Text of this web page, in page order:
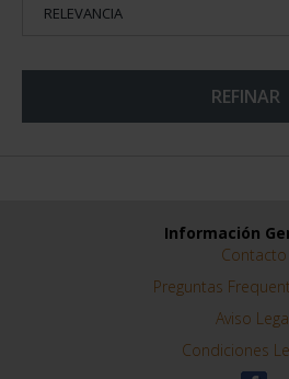
REFINAR
Información
Contacto
Preguntas
Aviso
Condiciones